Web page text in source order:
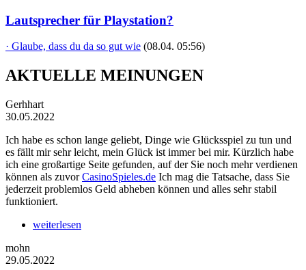
Lautsprecher für Playstation?
· Glaube, dass du da so gut wie (08.04. 05:56)
AKTUELLE MEINUNGEN
Gerhhart
30.05.2022
Ich habe es schon lange geliebt, Dinge wie Glücksspiel zu tun und
es fällt mir sehr leicht, mein Glück ist immer bei mir. Kürzlich habe
ich eine großartige Seite gefunden, auf der Sie noch mehr verdienen
können als zuvorCasinoSpieles.de Ich mag die Tatsache, dass Sie
jederzeit problemlos Geld abheben können und alles sehr stabil
funktioniert.
weiterlesen
mohn
29.05.2022